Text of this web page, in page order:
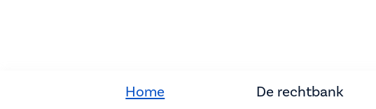
Home De rechtbank